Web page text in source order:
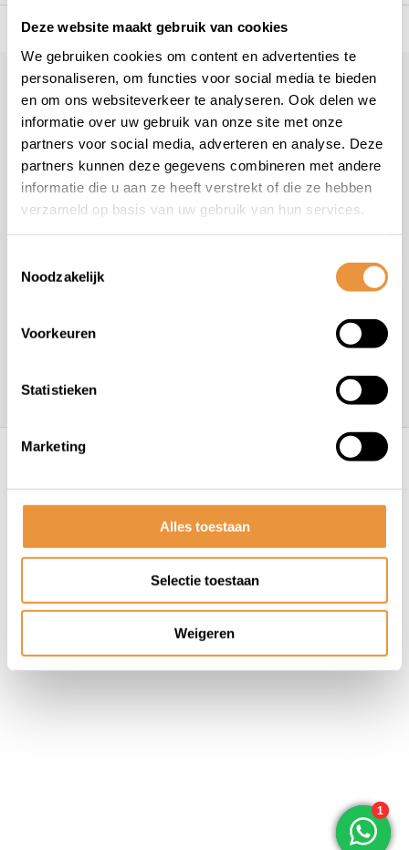
Deze website maakt gebruik van cookies
We gebruiken cookies om content en advertenties te
personaliseren, om functies voor social media te bieden
en om ons websiteverkeer te analyseren. Ook delen we
informatie over uw gebruik van onze site met onze
partners voor social media, adverteren en analyse. Deze
partners kunnen deze gegevens combineren met andere
informatie die u aan ze heeft verstrekt of die ze hebben
verzameld op basis van uw gebruik van hun services.
Noodzakelijk
Voorkeuren
Statistieken
Marketing
Alles toestaan
Selectie toestaan
Weigeren
voor uw tweewieler Snelle levering
Klantenservice
Veelgestelde vragen
+31 78 780 2330
info@artsloten.nl
Contactgegevens
Algemene voorwaarden Disclaimer
Privacy
Policy
Sitemap